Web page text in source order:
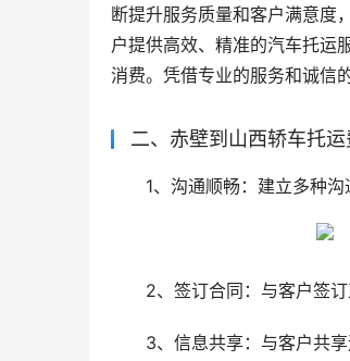
断提升服务质量和客户满意度
户提供高效、精准的汽车托运
消费。凭借专业的服务和诚信
二、赤壁到山西轿车托
1、沟通顺畅：建立多种
2、签订合同：与客户签
3、信息共享：与客户共